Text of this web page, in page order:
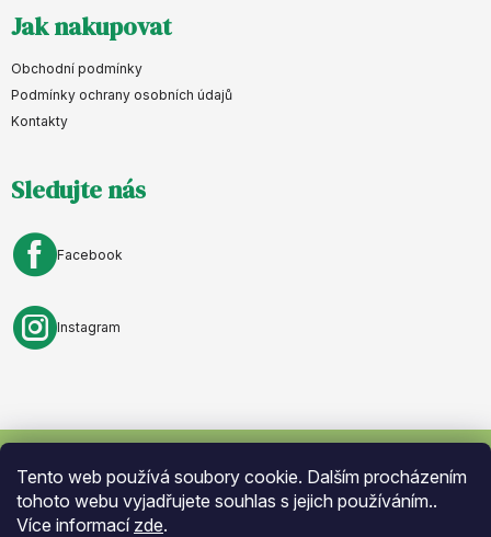
Tento web používá soubory cookie. Dalším procházením
tohoto webu vyjadřujete souhlas s jejich používáním..
Více informací zde.
á
p
a
Jak nakupovat
Obchodní podmínky
Podmínky ochrany osobních údajů
Kontakty
Sledujte nás
Facebook
Instagram
Vytvořil Shoptet. Nastavil týmEshopyumime.cz. Design byVokr